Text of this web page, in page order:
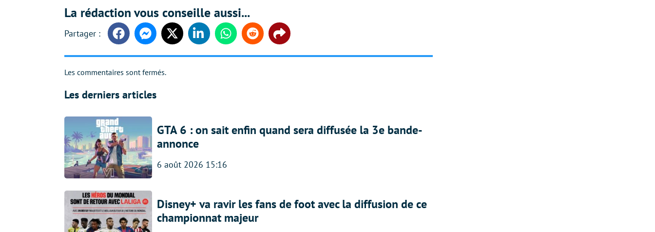
La rédaction vous conseille aussi...
FacebookMessengerTwitter LinkedinWhatsappReddit Share
Les commentaires sont fermés.
Les derniers articles
GTA 6 : on sait enfin quand sera diffusée la 3e bande-
annonce
6 août 2026 15:16
Disney+ va ravir les fans de foot avec la diffusion de ce
championnat majeur